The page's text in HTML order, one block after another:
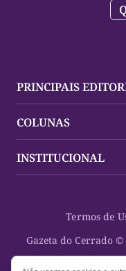
PRINCIPAIS
Palmas
Mundo
Oportunidades
Cultura
Saúde
COLUNAS
Policial
Planeta Vivo
Espaço Cidadania
Turistando Gazeta
INSTITUCIONAL
Gazeta do Cerrado
Termos de